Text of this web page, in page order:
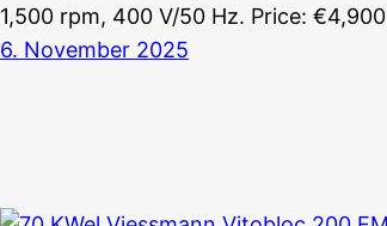
1,500 rpm, 400 V/50 Hz. Price: €4,900
6. November 2025